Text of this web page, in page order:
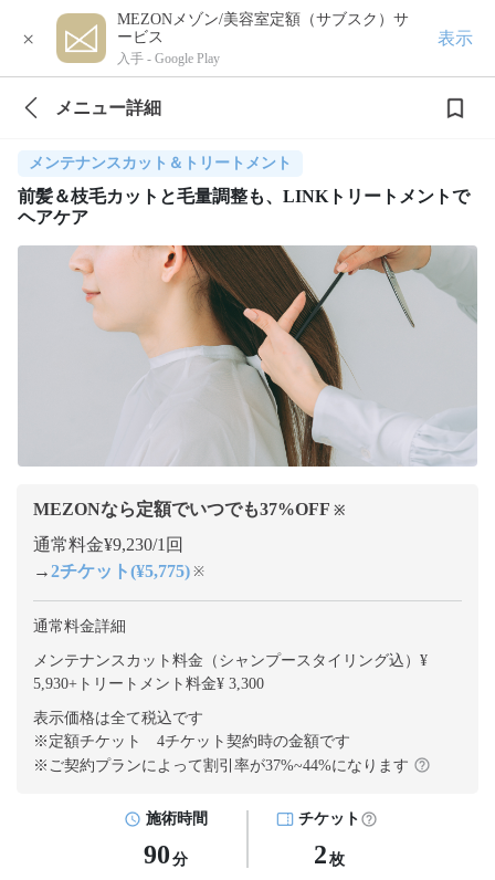
×
MEZONメゾン/美容室定額（サブスク）サ
ービス
入手 - Google Play
表示
メニュー詳細
メンテナンスカット＆トリートメント
前髪＆枝毛カットと毛量調整も、LINKトリートメントで
ヘアケア
MEZONなら定額でいつでも37%OFF ※
通常料金¥9,230/1回
→2チケット(¥5,775) ※
通常料金詳細
メンテナンスカット料金（シャンプースタイリング込）¥
5,930+ トリートメント料金¥ 3,300
表示価格は全て税込です
※定額チケット 4チケット契約時の金額です
※ご契約プランによって割引率が37%~44%になります
施術時間
90 分
チケット
2 枚